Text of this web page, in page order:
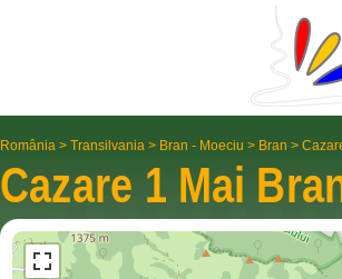
România > Transilvania > Bran - Moeciu > Bran >
Cazare 1 Mai